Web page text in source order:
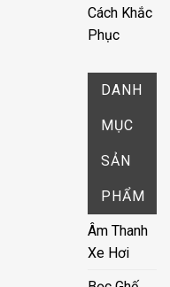
Cách Khắc
Phục
DANH
MỤC
SẢN
PHẨM
Âm Thanh
Xe Hơi